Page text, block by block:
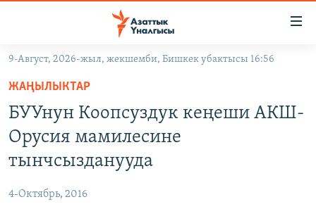
Навигацияга
өтүңүз
Издөөгө
салыңызКЫРГЫЗСТАН
МАДАНИЯТ
УКРАИНА
ТВ ПРОГРАММАЛАР
9-Август, 2026-жыл, жекшемби, Бишкек убактысы 16:56
ЖАҢЫЛЫКТАР
БУУнун Коопсуздук кеңеши АКШ-
Орусия мамилесине
тынчсызданууда
4-Октябрь, 2016